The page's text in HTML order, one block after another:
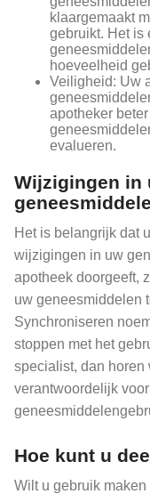
klaargemaakt
gebruikt. Het is
hoeveelheid
Veiligheid: Uw
apotheker
evalueren.
Wijzigingen in
Het is belangrijk dat
wijzigingen in uw
apotheek doorgeeft,
uw geneesmiddelen
Synchroniseren
stoppen met het
specialist, dan horen
verantwoordelijk
Hoe kunt u
Wilt u gebruik